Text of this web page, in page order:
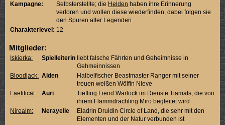
Kampagne:
Selbsterstellte; die Helden haben ihre Erinnerung
verloren und wollen diese wiederfinden, dabei folgen sie
den Spuren alter Legenden
Charakterlevel: 12
Mitglieder:
Iskierka: Spielleiterin liebt falsche Fährten und Geheimnisse in
Gehmeinnissen
Bloodjack: Aiden
Halbelfischer Beastmaster Ranger mit seiner
treuen weißen Wölfin Nieve
Laetificat:
Auri
Tiefling Fiend Warlock im Dienste Tiamats, die von
ihrem Flammdrachling Miro begleitet wird
Nirealm:
Nerayelle
Eladrin Druidin Circle of Land, die sehr mit den
Elementen und der Natur verbunden ist